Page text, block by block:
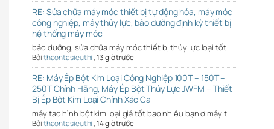
RE: Sửa chữa máy móc thiết bị tự động hóa, máy móc
công nghiệp, máy thủy lực, bảo dưỡng định kỳ thiết bị
hệ thống máy móc
bảo dưỡng, sửa chữa máy móc thiết bị thủy lực loại tốt …
Bởithaontasieuthi,13 giờ trước
RE: Máy Ép Bột Kim Loại Công Nghiệp 100T – 150T –
250T Chính Hãng, Máy Ép Bột Thủy Lực JWFM – Thiết
Bị Ép Bột Kim Loại Chính Xác Ca
máy tạo hình bột kim loại giá tốt bao nhiêu bạn ơimáy t…
Bởithaontasieuthi,14 giờ trước